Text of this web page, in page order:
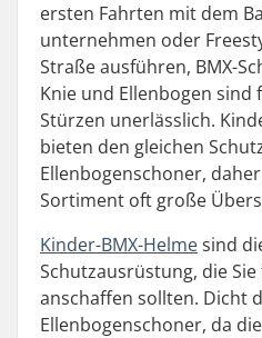
ersten Fahrten mit dem
unternehmen oder
Straße ausführen, BMX-
Knie und Ellenbogen sind
Stürzen unerlässlich.
bieten den gleichen
Ellenbogenschoner,
Sortiment oft große
Kinder-BMX-Helmesind
Schutzausrüstung, die
anschaffen sollten. Dicht
Ellenbogenschoner, da